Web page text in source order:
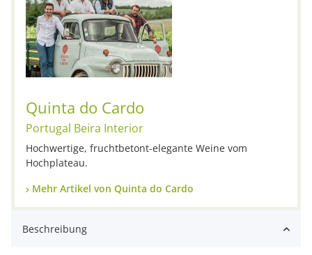
Quinta do Cardo
Portugal Beira Interior
Hochwertige, fruchtbetont-elegante Weine vom
Hochplateau.
Mehr Artikel von Quinta do Cardo
Beschreibung